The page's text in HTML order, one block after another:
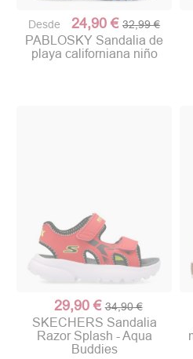
Desde 24,90 € 32,99 €
PABLOSKY Sandalia de
playa californiana niño
29,90 € 34,90 €
SKECHERS Sandalia
Razor Splash - Aqua
Buddies